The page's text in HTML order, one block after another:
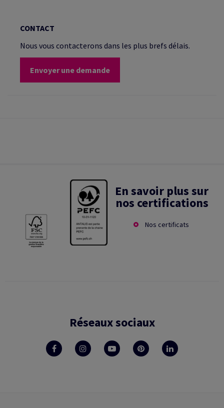
CONTACT
Nous vous contacterons dans les plus brefs délais.
Envoyer une demande
En savoir plus sur
nos certifications
Nos certificats
Réseaux sociaux